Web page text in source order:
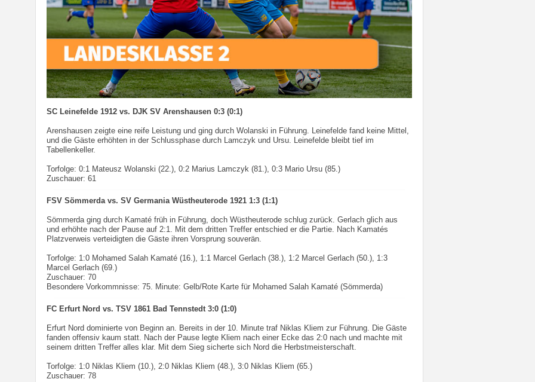
SC Leinefelde 1912 vs. DJK SV Arenshausen 0:3 (0:1)
Arenshausen zeigte eine reife Leistung und ging durch Wolanski in Führung. Leinefelde fand keine Mittel,
und die Gäste erhöhten in der Schlussphase durch Lamczyk und Ursu. Leinefelde bleibt tief im
Tabellenkeller.
Torfolge: 0:1 Mateusz Wolanski (22.), 0:2 Marius Lamczyk (81.), 0:3 Mario Ursu (85.)
Zuschauer: 61
FSV Sömmerda vs. SV Germania Wüstheuterode 1921 1:3 (1:1)
Sömmerda ging durch Kamaté früh in Führung, doch Wüstheuterode schlug zurück. Gerlach glich aus
und erhöhte nach der Pause auf 2:1. Mit dem dritten Treffer entschied er die Partie. Nach Kamatés
Platzverweis verteidigten die Gäste ihren Vorsprung souverän.
Torfolge: 1:0 Mohamed Salah Kamaté (16.), 1:1 Marcel Gerlach (38.), 1:2 Marcel Gerlach (50.), 1:3
Marcel Gerlach (69.)
Zuschauer: 70
Besondere Vorkommnisse: 75. Minute: Gelb/Rote Karte für Mohamed Salah Kamaté (Sömmerda)
FC Erfurt Nord vs. TSV 1861 Bad Tennstedt 3:0 (1:0)
Erfurt Nord dominierte von Beginn an. Bereits in der 10. Minute traf Niklas Kliem zur Führung. Die Gäste
fanden offensiv kaum statt. Nach der Pause legte Kliem nach einer Ecke das 2:0 nach und machte mit
seinem dritten Treffer alles klar. Mit dem Sieg sicherte sich Nord die Herbstmeisterschaft.
Torfolge: 1:0 Niklas Kliem (10.), 2:0 Niklas Kliem (48.), 3:0 Niklas Kliem (65.)
Zuschauer: 78